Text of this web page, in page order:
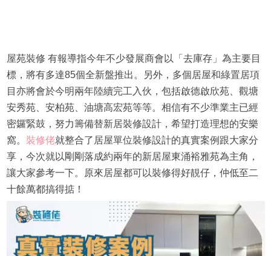
屋苑裝修 有報導指今年不少發展商會以「去庫存」為主要目
標，將有多達85個全新盤推出。另外，多個居屋和綠置居項
目亦將會於今明兩年陸續完工入伙，包括啟德啟欣苑、觀塘
安秀苑、安柏苑、油塘高宏苑等等。相信有不少準業主已經
密鑼緊鼓，努力籌備替新居裝修設計，希望打造理想的安樂
窩。 裝修佬就整合了居屋單位裝修設計的真實案例跟大家分
享，今次就以剛剛落成約兩年的新居屋東涌裕雅苑為主角，
讓大家參考一下。原來居屋都可以裝修得好靚仔，仲低至二
十餘萬都搞得掂！